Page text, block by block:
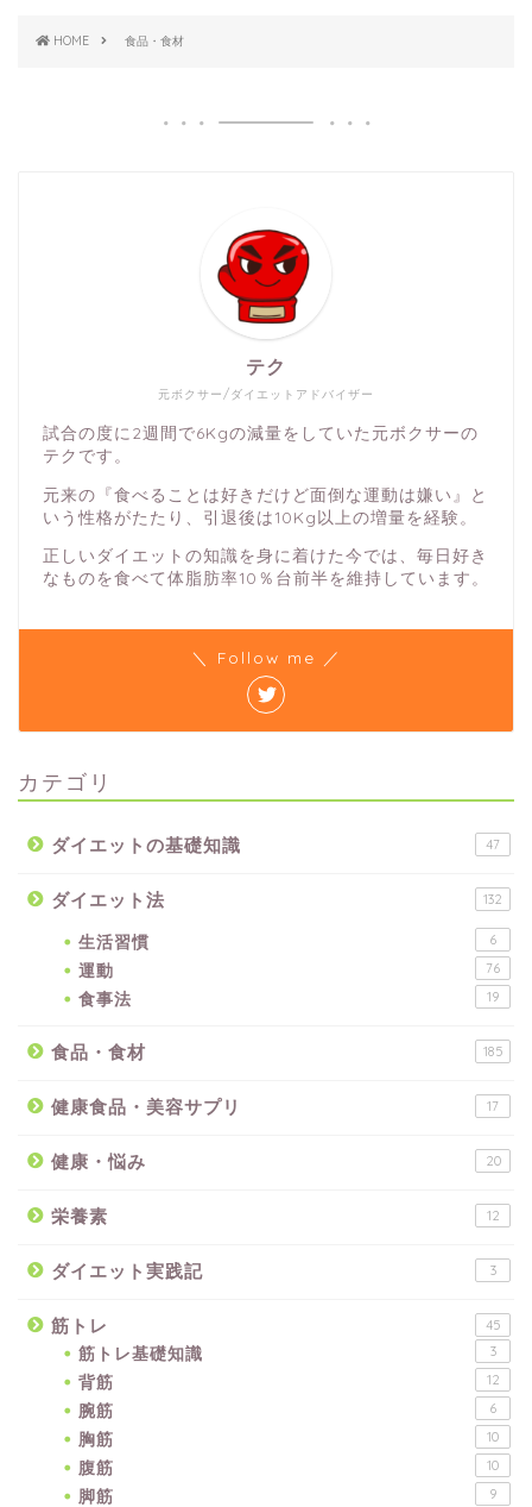
HOME 食品・食材
元ボクサー/ダイエットアドバイザー
テク
試合の度に2週間で6Kgの減量をしていた元ボクサーの
テクです。
元来の『食べることは好きだけど面倒な運動は嫌い』と
いう性格がたたり、引退後は10Kg以上の増量を経験。
正しいダイエットの知識を身に着けた今では、毎日好き
なものを食べて体脂肪率10％台前半を維持しています。
＼ Follow me ／
カテゴリ
ダイエットの基礎知識 47
ダイエット法 132
生活習慣 6
運動 76
食事法 19
食品・食材 185
健康食品・美容サプリ 17
健康・悩み 20
栄養素 12
ダイエット実践記 3
筋トレ 45
筋トレ基礎知識 3
背筋 12
腕筋 6
胸筋 10
腹筋 10
脚筋 9